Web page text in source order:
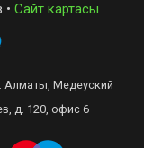
• Сайт картасы
Алматы, Медеуский
д. 120, офис 6